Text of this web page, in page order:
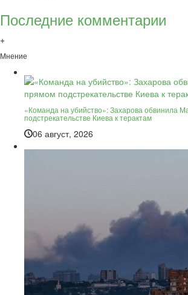
Последние комментарии
+
Мнение
«Команда на убийство»: Захарова обвинила
подстрекательстве Киева к терактам
06 август, 2026